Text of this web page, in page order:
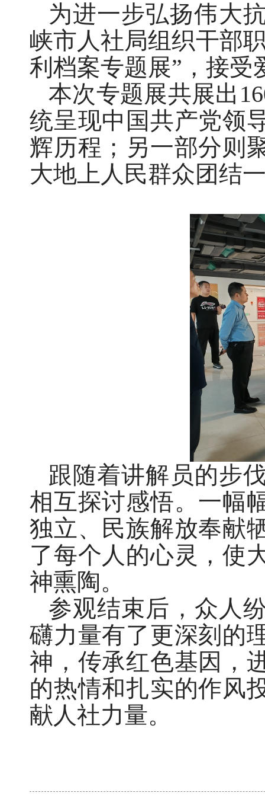
为进一步弘扬伟大
峡市人社局组织干部
利档案专题展”，接受
本次专题展共展出
统呈现中国共产党领
辉历程；另一部分则
大地上人民群众团结
跟随着讲解员的步
相互探讨感悟。一幅
独立、民族解放奉献
了每个人的心灵，使
神熏陶。
参观结束后，众人
礴力量有了更深刻的
神，传承红色基因，
的热情和扎实的作风
献人社力量。